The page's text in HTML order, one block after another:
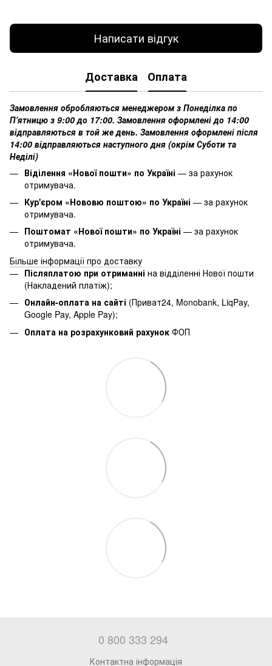
Написати відгук
Доставка Оплата
Замовлення обробляються менеджером з Понеділка по
Пʼятницю з 9:00 до 17:00. Замовлення оформлені до 14:00
відправляються в той же день. Замовлення оформлені після
14:00 відправляються наступного дня (окрім Суботи та
Неділі)
Віділення «Нової пошти» по Україні — за рахунок
отримувача.
Кур'єром «Нововю поштою» по Україні — за рахунок
отримувача.
Поштомат «Нової пошти» по Україні — за рахунок
отримувача.
Більше інформації про доставку
Післяплатою при отриманні на відділенні Нової пошти
(Накладений платіж);
Онлайн-оплата на сайті (Приват24, Monobank, LiqPay,
Google Pay, Apple Pay);
Оплата на розрахунковий рахунок ФОП
0 800 333 294
Контактна інформація